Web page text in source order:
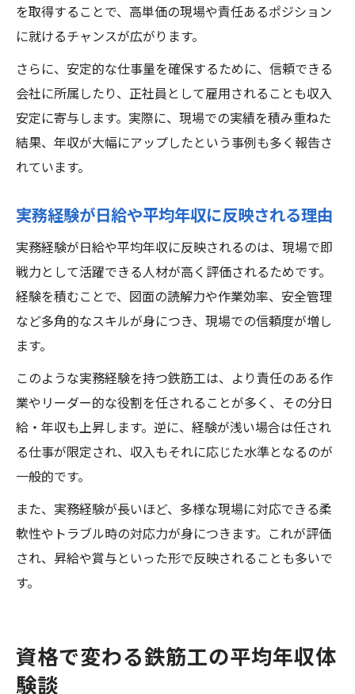
を取得することで、高単価の現場や責任あるポジション
に就けるチャンスが広がります。
さらに、安定的な仕事量を確保するために、信頼できる
会社に所属したり、正社員として雇用されることも収入
安定に寄与します。実際に、現場での実績を積み重ねた
結果、年収が大幅にアップしたという事例も多く報告さ
れています。
実務経験が日給や平均年収に反映される理由
実務経験が日給や平均年収に反映されるのは、現場で即
戦力として活躍できる人材が高く評価されるためです。
経験を積むことで、図面の読解力や作業効率、安全管理
など多角的なスキルが身につき、現場での信頼度が増し
ます。
このような実務経験を持つ鉄筋工は、より責任のある作
業やリーダー的な役割を任されることが多く、その分日
給・年収も上昇します。逆に、経験が浅い場合は任され
る仕事が限定され、収入もそれに応じた水準となるのが
一般的です。
また、実務経験が長いほど、多様な現場に対応できる柔
軟性やトラブル時の対応力が身につきます。これが評価
され、昇給や賞与といった形で反映されることも多いで
す。
資格で変わる鉄筋工の平均年収体
験談